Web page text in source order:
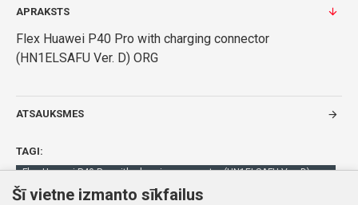
APRAKSTS
Flex Huawei P40 Pro with charging connector
(HN1ELSAFU Ver. D) ORG
ATSAUKSMES
TAGI:
Flex Huawei P40 Pro with charging connector (HN1ELSAFU Ver. D)
ORG
Šī vietne izmanto sīkfailus